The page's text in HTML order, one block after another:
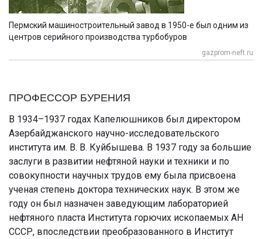
Пермский машиностроительный завод в 1950-е был одним из
центров серийного производства турбобуров
gazprom-neft.ru
ПРОФЕССОР БУРЕНИЯ
В 1934–1937 годах Капелюшников был директором
Азербайджанского научно-исследовательского
института им. В. В. Куйбышева. В 1937 году за большие
заслуги в развитии нефтяной науки и техники и по
совокупности научных трудов ему была присвоена
ученая степень доктора технических наук. В этом же
году он был назначен заведующим лабораторией
нефтяного пласта Института горючих ископаемых АН
СССР, впоследствии преобразованного в Институт